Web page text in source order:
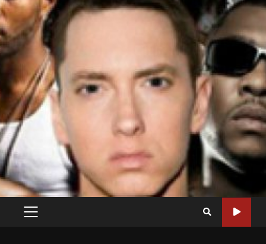
PRIMARY